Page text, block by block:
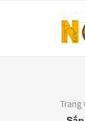
Trang